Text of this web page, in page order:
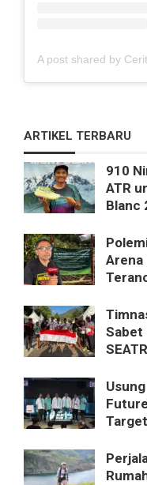
A post shared by
ARTIKEL TERBARU
910
ATR
Blanc
Arena
Sabet